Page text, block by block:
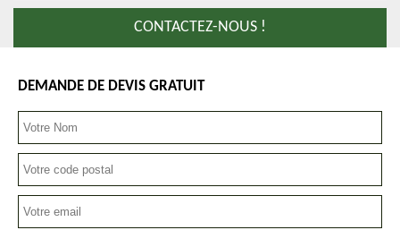
CONTACTEZ-NOUS !
DEMANDE DE DEVIS GRATUIT